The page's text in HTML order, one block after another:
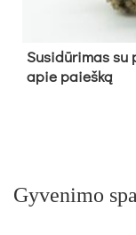
Su­si­dū­ri­mas
apie paieš­ką
Gyvenimo